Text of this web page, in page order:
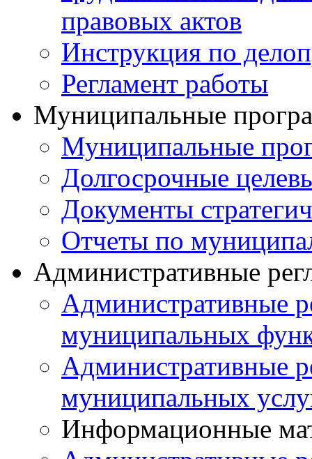
правовых актов
Инструкция по
Регламент работы
Муниципальные
Муниципальные
Долгосрочные
Документы
Отчеты по
Административные
Административные
муниципальных
Административные
муниципальных
Информационные